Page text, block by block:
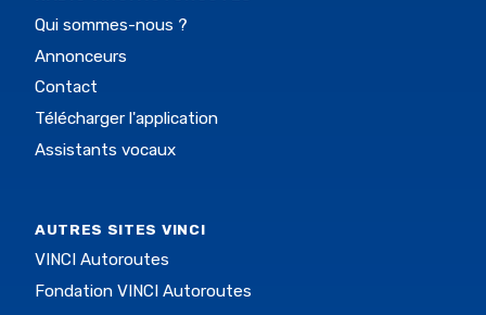
Qui sommes-nous ?
Annonceurs
Contact
Télécharger l'application
Assistants vocaux
AUTRES SITES VINCI
VINCI Autoroutes
Fondation VINCI Autoroutes